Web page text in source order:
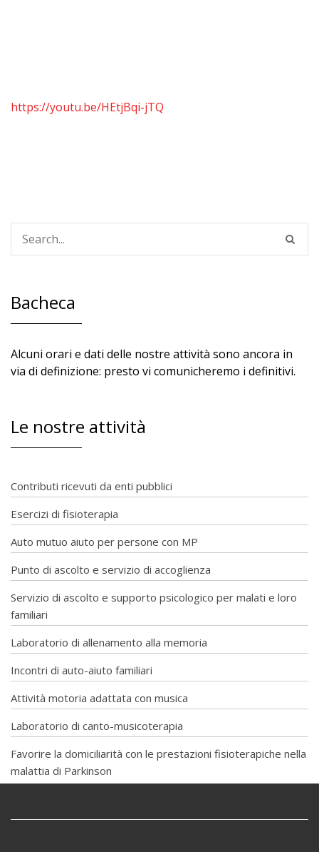
https://youtu.be/HEtjBqi-jTQ
Bacheca
Alcuni orari e dati delle nostre attività sono ancora in
via di definizione: presto vi comunicheremo i definitivi.
Le nostre attività
Contributi ricevuti da enti pubblici
Esercizi di fisioterapia
Auto mutuo aiuto per persone con MP
Punto di ascolto e servizio di accoglienza
Servizio di ascolto e supporto psicologico per malati e loro
familiari
Laboratorio di allenamento alla memoria
Incontri di auto-aiuto familiari
Attività motoria adattata con musica
Laboratorio di canto-musicoterapia
Favorire la domiciliarità con le prestazioni fisioterapiche nella
malattia di Parkinson